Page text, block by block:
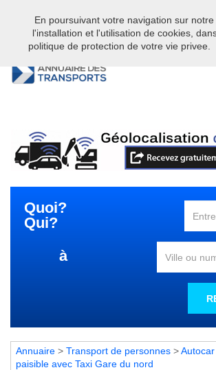
Bienvenue sur l'annuaire professionnel du
logistique en France.
Quoi?
Qui?
à
Annuaire > Transport de personnes >
paisible avec Taxi Gare du nord
En poursuivant votre navigation sur
l'installation et l'utilisation de cookies,
politique de protection de votre vie privee.